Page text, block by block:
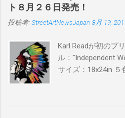
ン：各色５ サイズ
¥16,000(¥17,280)
ト８月２６日発売！
投稿者: StreetArtNewsJapan 8月 19,
Karl Readが初のプ
ル："Independent
サイズ：18x24in
ドフィニッシュバ
25）$125 購入は８